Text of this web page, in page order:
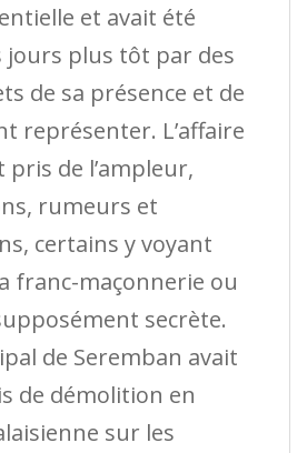
et avait été
jours plus tôt par des
de sa présence et de
représenter. L’affaire
de l’ampleur,
rumeurs et
certains y voyant
franc-maçonnerie ou
secrète.
de Seremban avait
de démolition en
sur les